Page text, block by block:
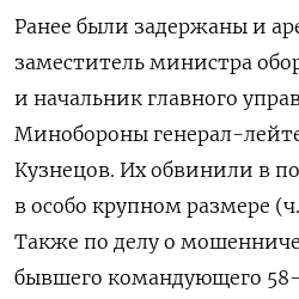
Ранее были задержаны и
заместитель министра
и начальник главного
Минобороны генерал-
Кузнецов. Их обвинили в
в особо крупном размере
Также по делу о
бывшего командующего